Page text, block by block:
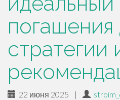
погашения
стратегии
22 июня 2025 |